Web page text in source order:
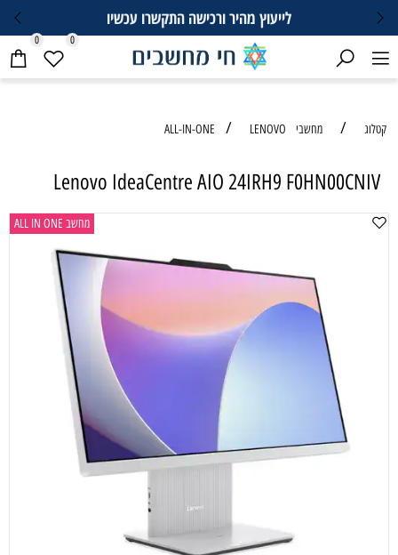
לייעוץ מהיר ורכישה התקשרו עכשיו
0 0
קטלוג / מחשבי ALL-IN-ONE / LENOVO
Lenovo IdeaCentre AIO 24IRH9 F0HN00CNIV
מחשב ALL IN ONE